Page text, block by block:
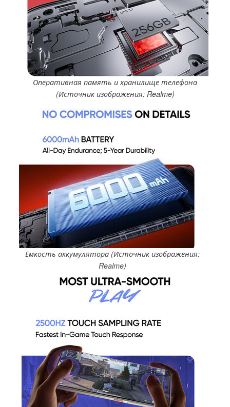
Оперативная память и хранилище телефона
(Источник изображения: Realme)
Емкость аккумулятора (Источник изображения:
Realme)